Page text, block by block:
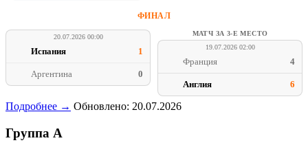
ФИНАЛ
20.07.2026 00:00
Испания 1
Аргентина 0
МАТЧ ЗА 3-Е МЕСТО
19.07.2026 02:00
Франция 4
Англия 6
Подробнее → Обновлено: 20.07.2026
Группа A